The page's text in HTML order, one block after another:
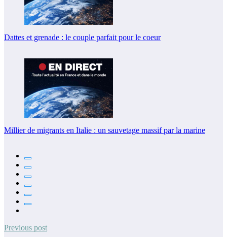
Dattes et grenade : le couple parfait pour le coeur
Millier de migrants en Italie : un sauvetage massif par la marine
Previous post